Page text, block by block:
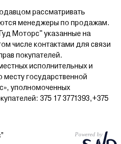
рассматривать
менеджеры по продажам.
Моторс" указанные на
числе контактами для связи
покупателей.
исполнительных и
месту государственной
уполномоченных
375 17 3771393,+375